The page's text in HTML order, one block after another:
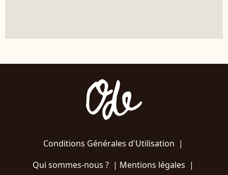
Conditions Générales d'Utilisation |
Qui sommes-nous ?| Mentions légales |